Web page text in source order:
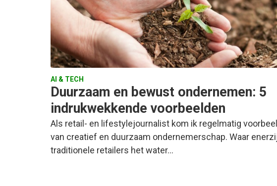
AI & TECH
Duurzaam en bewust ondernemen: 5
indrukwekkende voorbeelden
Als retail- en lifestylejournalist kom ik regelmatig
van creatief en duurzaam ondernemerschap. Waar
traditionele retailers het water…